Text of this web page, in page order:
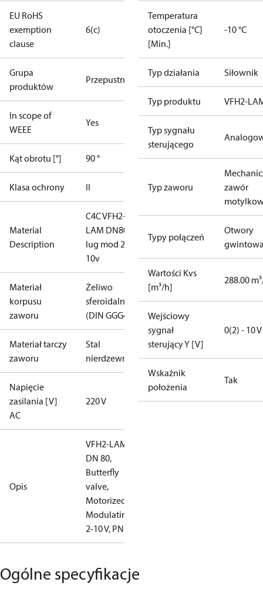
EU RoHS
exemption
clause
6(c)
Grupa
produktów
Przepustnice
In scope of
WEEE
Yes
Kąt obrotu [°] 90 °
Klasa ochrony II
Material
Description
C4C VFH2-
LAM DN80
lug mod 2-
10v
Materiał
korpusu
zaworu
Żeliwo
sferoidalne
(DIN GGG40)
Materiał tarczy
zaworu
Stal
nierdzewna
Napięcie
zasilania [V]
AC
220 V
Opis
VFH2-LAM
DN 80,
Butterfly
valve,
Motorized
Modulating
2-10 V, PN16
Temperatura
otoczenia [°C]
[Min.]
-10 °C
Typ działania Siłownik
Typ produktu VFH2-
Typ sygnału
sterującego
Typ zaworu
zawór
Typy połączeń
Otwory
Wartości Kvs
[m³/h]
288.00
Wejściowy
sygnał
sterujący Y [V]
0(2) - 10 V
Wskaźnik
położenia
Tak
Ogólne specyfikacje